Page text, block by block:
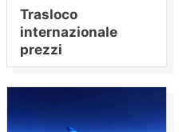
Trasloco
internazionale
prezzi